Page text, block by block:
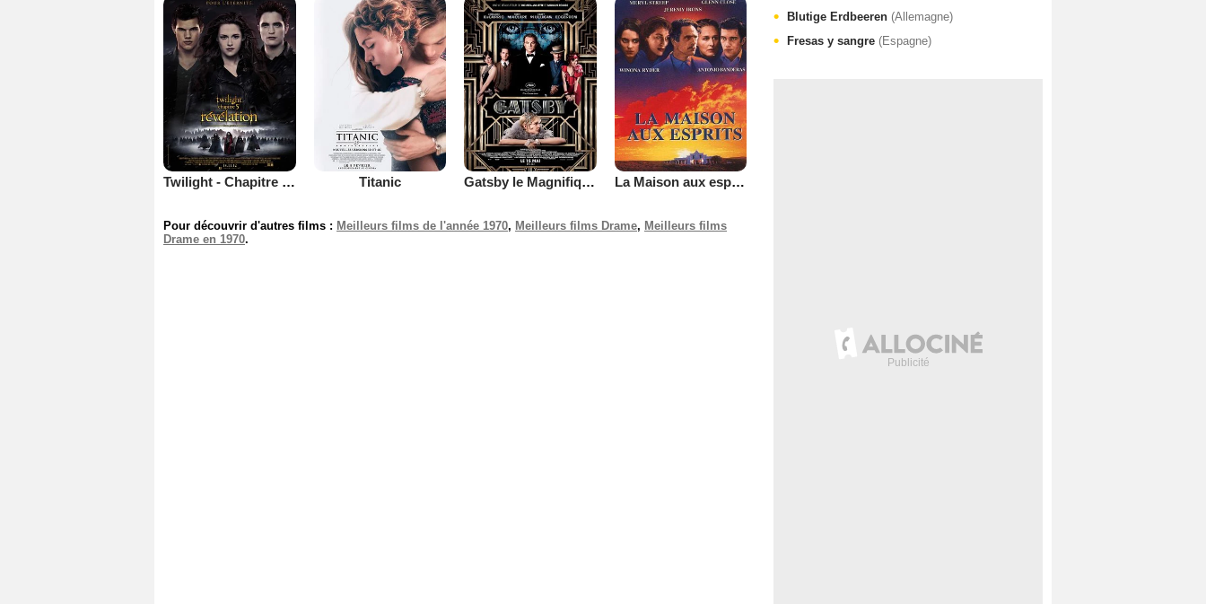
Twilight - Chapitre 5 : Révélation 2e partie Titanic Gatsby le Magnifique La Maison aux esprits
Pour découvrir d'autres films : Meilleurs films de l'année 1970, Meilleurs films Drame, Meilleurs films
Drame en 1970.
Blutige Erdbeeren (Allemagne)
Fresas y sangre (Espagne)